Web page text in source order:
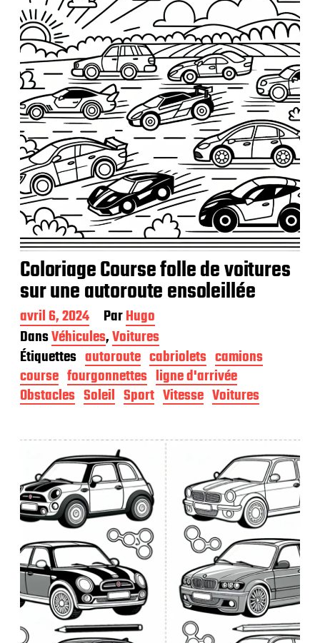
c
a
t
i
o
n
Coloriage Course folle de voitures
sur une autoroute ensoleillée
D
a
t
e
d
e
p
l
a
t
i
n
avril 6, 2024 ParHugo
DansVéhicules,Voitures
Étiquettes autoroute cabriolets camions
course fourgonnettes ligne d'arrivée
Obstacles Soleil Sport Vitesse Voitures